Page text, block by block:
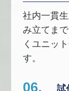
社内一貫
み立てま
くユニッ
す。
06. 試